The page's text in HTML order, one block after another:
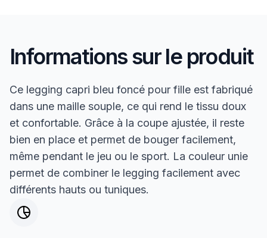
Informations sur le produit
Ce legging capri bleu foncé pour fille est fabriqué
dans une maille souple, ce qui rend le tissu doux
et confortable. Grâce à la coupe ajustée, il reste
bien en place et permet de bouger facilement,
même pendant le jeu ou le sport. La couleur unie
permet de combiner le legging facilement avec
différents hauts ou tuniques.